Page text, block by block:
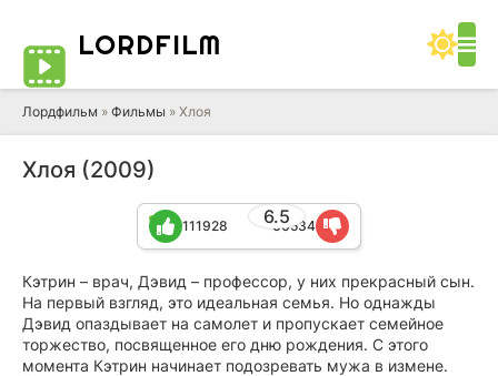
LORDFILM
Лордфильм » Фильмы » Хлоя
Хлоя (2009)
6.5
111928 60534
Кэтрин – врач, Дэвид – профессор, у них прекрасный сын.
На первый взгляд, это идеальная семья. Но однажды
Дэвид опаздывает на самолет и пропускает семейное
торжество, посвященное его дню рождения. С этого
момента Кэтрин начинает подозревать мужа в измене.